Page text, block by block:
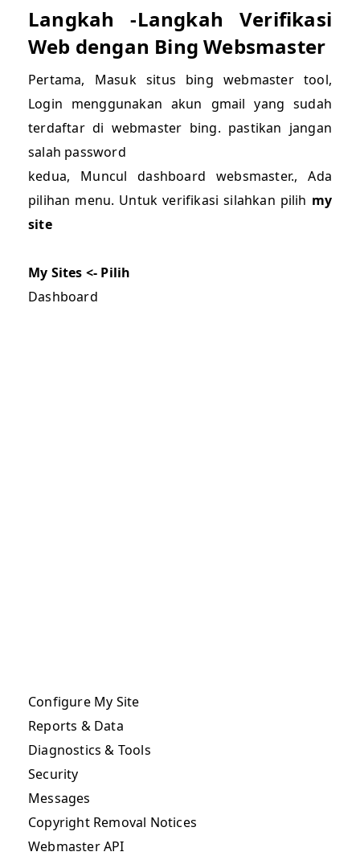
Langkah -Langkah Verifikasi
Web dengan Bing Websmaster
Pertama, Masuk situs bing webmaster tool,
Login menggunakan akun gmail yang sudah
terdaftar di webmaster bing. pastikan jangan
salah password
kedua, Muncul dashboard websmaster., Ada
pilihan menu. Untuk verifikasi silahkan pilih my
site
My Sites <- Pilih
Dashboard
Configure My Site
Reports & Data
Diagnostics & Tools
Security
Messages
Copyright Removal Notices
Webmaster API